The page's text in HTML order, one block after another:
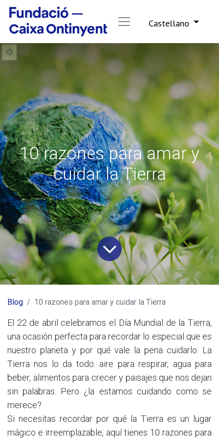
Castellano
10 razones para amar y
cuidar la Tierra
Blog 10 razones para amar y cuidar la Tierra
El 22 de abril celebramos el Día Mundial de la Tierra,
una ocasión perfecta para recordar lo especial que es
nuestro planeta y por qué vale la pena cuidarlo. La
Tierra nos lo da todo: aire para respirar, agua para
beber, alimentos para crecer y paisajes que nos dejan
sin palabras. Pero ¿la estamos cuidando como se
merece?
Si necesitas recordar por qué la Tierra es un lugar
mágico e irreemplazable, aquí tienes 10 razones para